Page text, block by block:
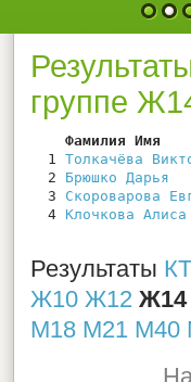
1 2
группе
Фамилия Имя
  1
Толкачёва
  2
Брюшко Дарья
  3
Скороварова
  4
Клочкова Алиса
Результаты
Ж10 Ж12 Ж14
М18 М21 М40